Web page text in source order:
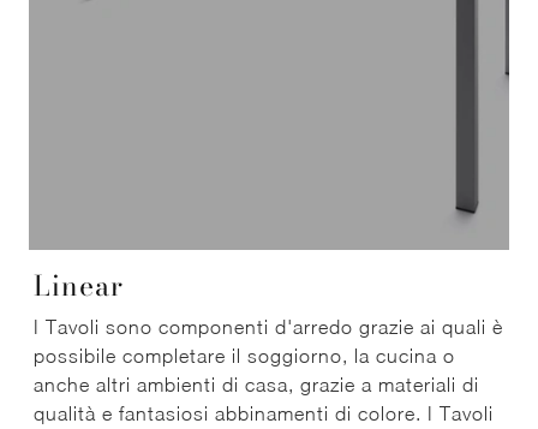
Linear
I Tavoli sono componenti d'arredo grazie ai quali è
possibile completare il soggiorno, la cucina o
anche altri ambienti di casa, grazie a materiali di
qualità e fantasiosi abbinamenti di colore. I Tavoli